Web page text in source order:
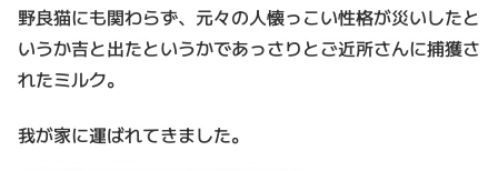
野良猫にも関わらず、元々の人懐っこい性格が災いしたと
いうか吉と出たというかであっさりとご近所さんに捕獲さ
れたミルク。
我が家に運ばれてきました。